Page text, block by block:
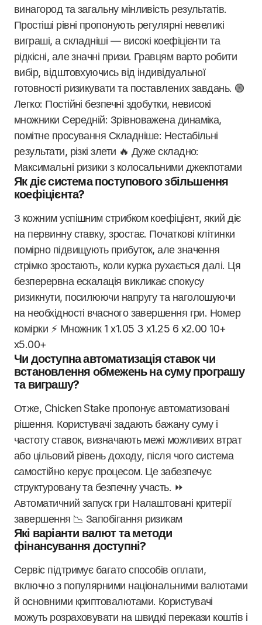
винагород та загальну мінливість результатів.
Простіші рівні пропонують регулярні невеликі
виграші, а складніші — високі коефіцієнти та
рідкісні, але значні призи. Гравцям варто робити
вибір, відштовхуючись від індивідуальної
готовності ризикувати та поставлених завдань. 🟢
Легко: Постійні безпечні здобутки, невисокі
множники Середній: Зрівноважена динаміка,
помітне просування Складніше: Нестабільні
результати, різкі злети 🔥 Дуже складно:
Максимальні ризики з колосальними джекпотами
Як діє система поступового збільшення
коефіцієнта?
З кожним успішним стрибком коефіцієнт, який діє
на первинну ставку, зростає. Початкові клітинки
помірно підвищують прибуток, але значення
стрімко зростають, коли курка рухається далі. Ця
безперервна ескалація викликає спокусу
ризикнути, посилюючи напругу та наголошуючи
на необхідності вчасного завершення гри. Номер
комірки ⚡ Множник 1 x1.05 3 x1.25 6 x2.00 10+
x5.00+
Чи доступна автоматизація ставок чи
встановлення обмежень на суму програшу
та виграшу?
Отже, Chicken Stake пропонує автоматизовані
рішення. Користувачі задають бажану суму і
частоту ставок, визначають межі можливих втрат
або цільовий рівень доходу, після чого система
самостійно керує процесом. Це забезпечує
структуровану та безпечну участь. ⏩
Автоматичний запуск гри Налаштовані критерії
завершення 📉 Запобігання ризикам
Які варіанти валют та методи
фінансування доступні?
Сервіс підтримує багато способів оплати,
включно з популярними національними валютами
й основними криптовалютами. Користувачі
можуть розраховувати на швидкі перекази коштів і